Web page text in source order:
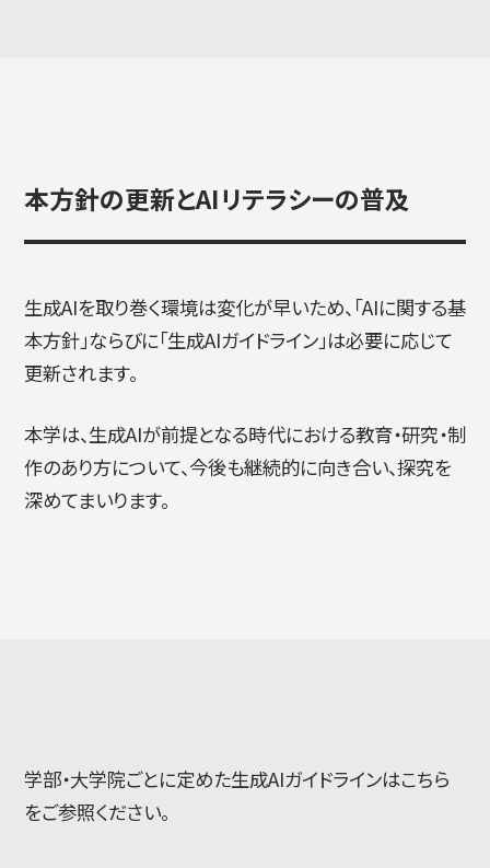
本方針の更新とAIリテラシーの普及
生成AIを取り巻く環境は変化が早いため、「AIに関する基
本方針」ならびに「生成AIガイドライン」は必要に応じて
更新されます。
本学は、生成AIが前提となる時代における教育・研究・制
作のあり方について、今後も継続的に向き合い、探究を
深めてまいります。
学部・大学院ごとに定めた生成AIガイドラインはこちら
をご参照ください。